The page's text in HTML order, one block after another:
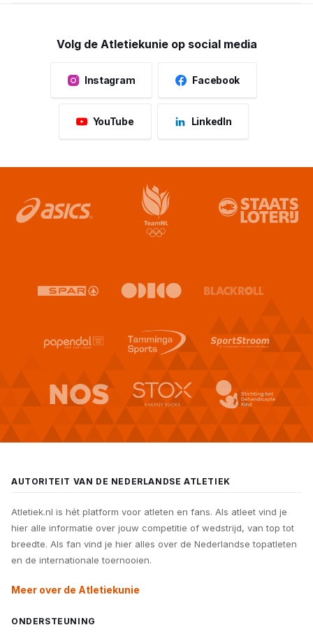
Volg de Atletiekunie op social media
Instagram Facebook
YouTube LinkedIn
AUTORITEIT VAN DE NEDERLANDSE ATLETIEK
Atletiek.nl is hét platform voor atleten en fans. Als atleet vind je
hier alle informatie over jouw competitie of wedstrijd, van top tot
breedte. Als fan vind je hier alles over de Nederlandse topatleten
en de internationale toernooien.
Meer over de Atletiekunie
ONDERSTEUNING